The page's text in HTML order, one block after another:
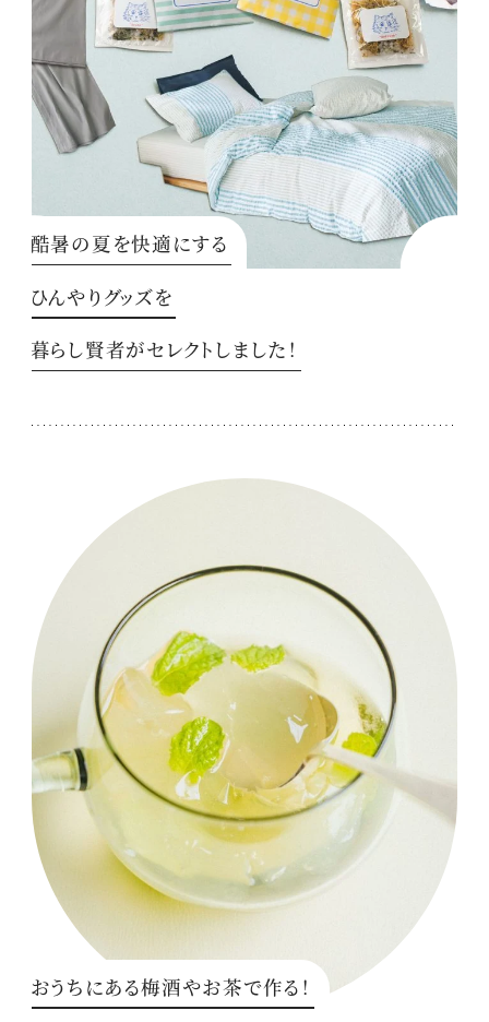
酷暑の夏を快適にする
ひんやりグッズを
暮らし賢者がセレクトしました！
おうちにある梅酒やお茶で作る！